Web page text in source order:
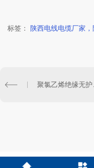
标签： 陕西电线电缆厂家